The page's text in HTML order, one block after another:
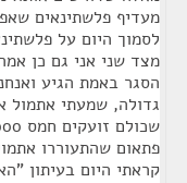
מעדיף פלשתינאים
לסמוך היום על
מצד שני אני גם כן
הסגר באמת הגיע
גדולה, שמעתי אתמול
קראתי היום בעיתון